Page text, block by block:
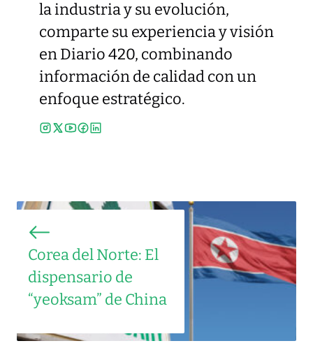
la industria y su evolución,
comparte su experiencia y visión
en Diario 420, combinando
información de calidad con un
enfoque estratégico.
Corea del Norte: El
dispensario de
“yeoksam” de China